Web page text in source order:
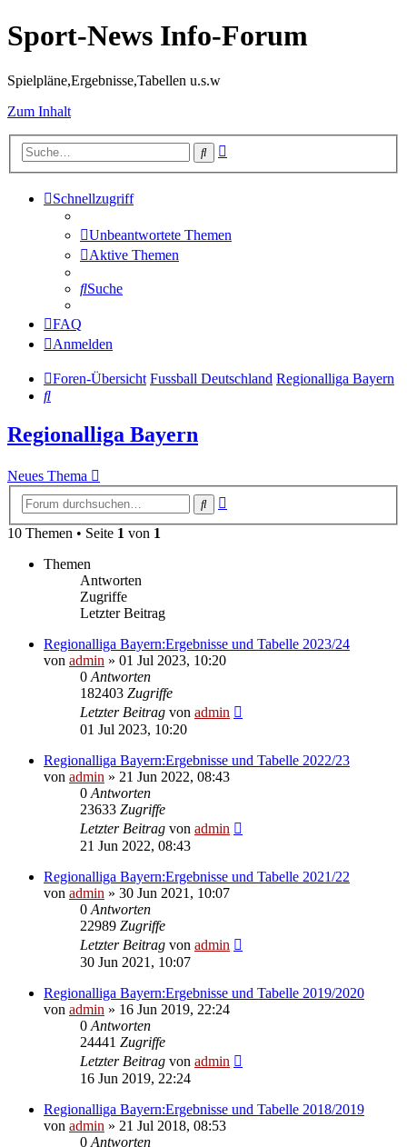
Sport-News Info-Forum
Spielpläne,Ergebnisse,Tabellen u.s.w
Zum Inhalt
Suche
Schnellzugriff
Unbeantwortete Themen
Aktive Themen
Suche
FAQ
Anmelden
Foren-Übersicht Fussball Deutschland Regionalliga Bayern
Suche
Regionalliga Bayern
Neues Thema
Suche
10 Themen • Seite 1 von 1
Themen
Antworten
Zugriffe
Letzter Beitrag
Regionalliga Bayern:Ergebnisse und Tabelle 2023/24
von admin » 01 Jul 2023, 10:20
0 Antworten
182403 Zugriffe
Letzter Beitrag von admin
01 Jul 2023, 10:20
Regionalliga Bayern:Ergebnisse und Tabelle 2022/23
von admin » 21 Jun 2022, 08:43
0 Antworten
23633 Zugriffe
Letzter Beitrag von admin
21 Jun 2022, 08:43
Regionalliga Bayern:Ergebnisse und Tabelle 2021/22
von admin » 30 Jun 2021, 10:07
0 Antworten
22989 Zugriffe
Letzter Beitrag von admin
30 Jun 2021, 10:07
Regionalliga Bayern:Ergebnisse und Tabelle 2019/2020
von admin » 16 Jun 2019, 22:24
0 Antworten
24441 Zugriffe
Letzter Beitrag von admin
16 Jun 2019, 22:24
Regionalliga Bayern:Ergebnisse und Tabelle 2018/2019
von admin » 21 Jul 2018, 08:53
0 Antworten